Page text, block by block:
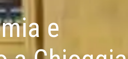
e